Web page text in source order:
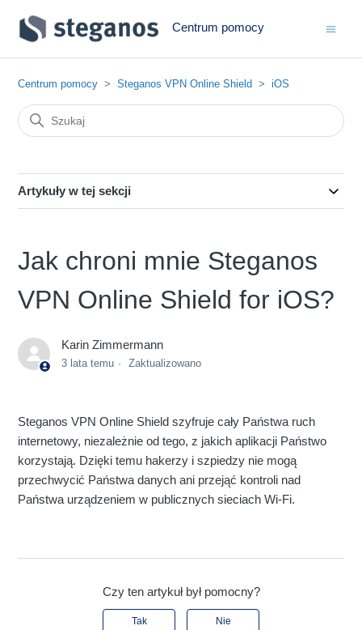
Centrum pomocy
Centrum pomocy Steganos VPN Online Shield iOS
Artykuły w tej sekcji
Jak chroni mnie Steganos
VPN Online Shield for iOS?
Karin Zimmermann
3 lata temu Zaktualizowano
Steganos VPN Online Shield szyfruje cały Państwa ruch
internetowy, niezależnie od tego, z jakich aplikacji Państwo
korzystają. Dzięki temu hakerzy i szpiedzy nie mogą
przechwycić Państwa danych ani przejąć kontroli nad
Państwa urządzeniem w publicznych sieciach Wi-Fi.
Czy ten artykuł był pomocny?
Tak Nie